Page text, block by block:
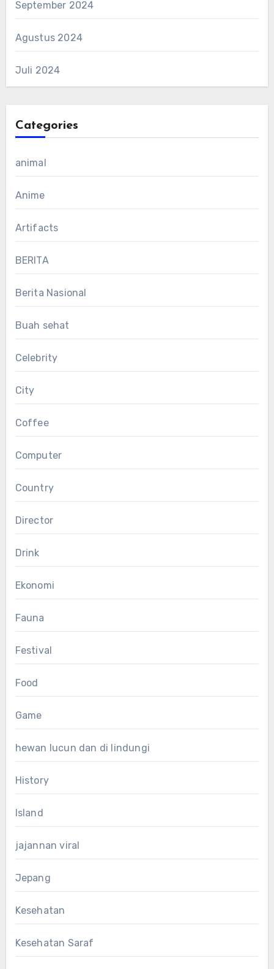
September 2024
Agustus 2024
Juli 2024
Categories
animal
Anime
Artifacts
BERITA
Berita Nasional
Buah sehat
Celebrity
City
Coffee
Computer
Country
Director
Drink
Ekonomi
Fauna
Festival
Food
Game
hewan lucun dan di lindungi
History
Island
jajannan viral
Jepang
Kesehatan
Kesehatan Saraf